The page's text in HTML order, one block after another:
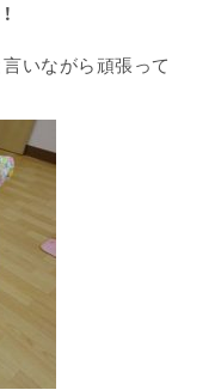
と言いながら頑張って